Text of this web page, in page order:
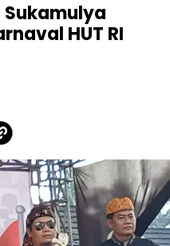
Sukamulya
HUT RI